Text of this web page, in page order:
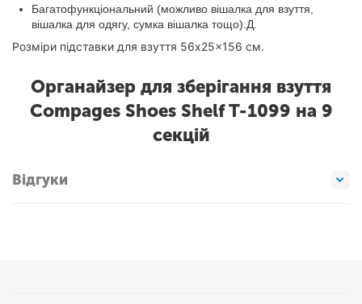
Багатофункціональний (можливо вішалка для взуття,
вішалка для одягу, сумка вішалка тощо).Д.
Розміри підставки для взуття 56x25x156 см.
Органайзер для зберігання взуття
Compages Shoes Shelf T-1099 на 9
секцій
Відгуки